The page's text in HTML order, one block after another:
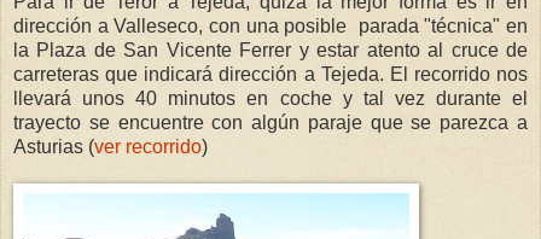
dirección a Valleseco, con una posible parada "técnica" en
la Plaza de San Vicente Ferrer y estar atento al cruce de
carreteras que indicará dirección a Tejeda. El recorrido nos
llevará unos 40 minutos en coche y tal vez durante el
trayecto se encuentre con algún paraje que se parezca a
Asturias (ver recorrido)